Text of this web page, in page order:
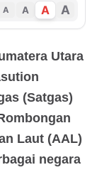
A A A A
Utara
(Satgas)
Laut (AAL)
negara